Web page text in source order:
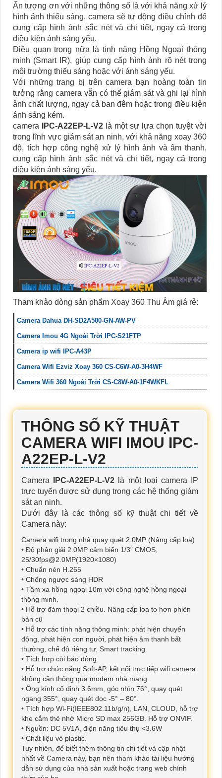
Ấn tượng ơn với những thông số là với khả năng xử lý
hình ảnh thiếu sáng, camera sẽ tự động điều chỉnh để
cung cấp hình ảnh sắc nét và chi tiết, ngay cả trong
điều kiện ánh sáng yếu.
Điều quan trọng nữa là tính năng Hồng Ngoại thông
minh (Smart IR), giúp cung cấp hình ảnh rõ nét trong
môi trường thiếu sáng hoặc với ánh sáng yếu.
Với những trang bị trên camera bạn hoàng toàn tin
tưởng rằng camera vẫn có thể giám sát và ghi lại hình
ảnh chất lượng, ngay cả ban đêm hoặc trong điều kiện
ánh sáng kém.
camera
IPC-A22EP-L-V2 là một sự lựa chọn tuyệt vời
trong lĩnh vực giám sát an ninh, với khả năng xoay 360
độ, tích hợp công nghệ xử lý hình ảnh và âm thanh,
cung cấp hình ảnh sắc nét và chi tiết, ngay cả trong
điều kiện ánh sáng yếu.
Tham khảo dòng sản phẩm Xoay 360 Thu Âm giá rẻ:
Camera Dahua DH-SD2A500-GN-AW-PV
Camera Imou 4G Ngoài Trời IPC-S21FTP
Camera ip wifi IPC-A43P
Camera Wifi Ezviz Xoay 360 CS-C6W-A0-3H4WF
Camera Wifi 360 Ngoài Trời CS-C8W-A0-1F4WKFL
THÔNG SỐ KỸ THUẬT
CAMERA WIFI IMOU IPC-
A22EP-L-V2
Camera IPC-A22EP-L-V2 là một loại camera IP
trực tuyến được sử dụng trong các hệ thống giám
sát an ninh.
Dưới đây là các thông số kỹ thuật chi tiết về
Camera này:
Camera wifi trong nhà quay quét 2.0MP (Nâng cấp loa)
• Độ phân giải 2.0MP cảm biến 1/3” CMOS,
25/30fps@2.0MP(1920×1080)
• Chuẩn nén H.265
• Chống ngược sáng HDR
• Tầm xa hồng ngoại 10m với công nghệ hồng ngoại
thông minh.
• Hỗ trợ đàm thoại 2 chiều. Nâng cấp loa to hơn phiên
bản cũ
• Hỗ trợ các tính năng thông minh: phát hiện chuyển
động, phát hiện con người, phát hiện âm thanh bất
thường, chế độ riêng tư, Smart tracking.
• Tích hợp còi báo động.
• Hỗ trợ chức năng Soft-AP, kết nối trực tiếp wifi camera
không cần thông qua modem nhà mạng.
• Ống kính cố đinh 3.6mm, góc nhìn 76°, quay quét
ngang 355°, quay quét dọc -5° – 80°.
• Tích hợp Wi-Fi(IEEE802.11b/g/n), LAN, CLOUD, hỗ trợ
khe cắm thẻ nhớ Micro SD max 256GB. Hỗ trợ ONVIF.
• Nguồn: DC 5V1A, điện năng tiêu thụ <3.6W
• Chất liệu vỏ plastic.
Tuy nhiên, để biết thêm thông tin chi tiết và cập nhật
nhất về Camera này, bạn nên tham khảo tài liệu hướng
dẫn sử dụng của nhà sản xuất hoặc trang web chính